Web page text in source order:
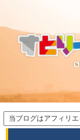
当ブログはアフィリ